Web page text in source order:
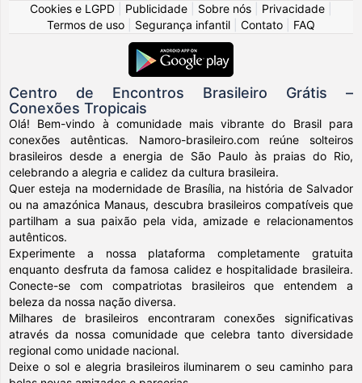
Cookies e LGPD
Publicidade Sobre nós Privacidade
Termos de uso
Segurança infantil Contato FAQ
Centro de Encontros Brasileiro Grátis –
Conexões Tropicais
Olá! Bem-vindo à comunidade mais vibrante do Brasil para
conexões autênticas. Namoro-brasileiro.com reúne solteiros
brasileiros desde a energia de São Paulo às praias do Rio,
celebrando a alegria e calidez da cultura brasileira.
Quer esteja na modernidade de Brasília, na história de Salvador
ou na amazónica Manaus, descubra brasileiros compatíveis que
partilham a sua paixão pela vida, amizade e relacionamentos
autênticos.
Experimente a nossa plataforma completamente gratuita
enquanto desfruta da famosa calidez e hospitalidade brasileira.
Conecte-se com compatriotas brasileiros que entendem a
beleza da nossa nação diversa.
Milhares de brasileiros encontraram conexões significativas
através da nossa comunidade que celebra tanto diversidade
regional como unidade nacional.
Deixe o sol e alegria brasileiros iluminarem o seu caminho para